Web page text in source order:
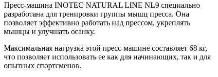
Пресс-машина INOTEC NATURAL LINE NL9 специально
разработана для тренировки группы мышц пресса. Она
позволяет эффективно работать над прессом, укреплять
мышцы и улучшать осанку.
Максимальная нагрузка этой пресс-машине составляет 68 кг,
что позволяет использовать ее как для начинающих, так и для
опытных спортсменов.